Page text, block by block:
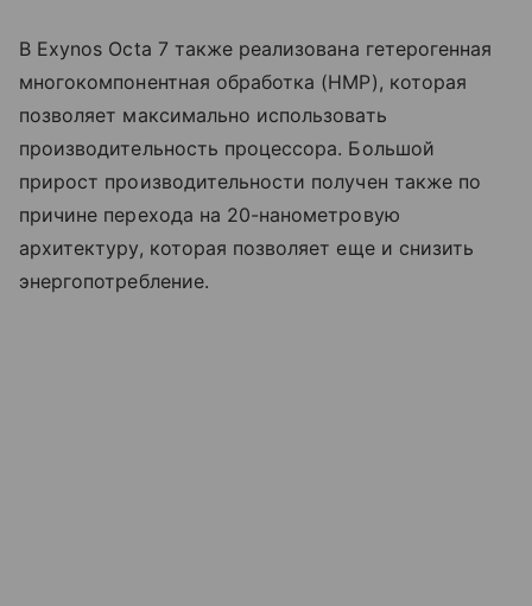
В Exynos Octa 7 также реализована гетерогенная
многокомпонентная обработка (HMP), которая
позволяет максимально использовать
производительность процессора. Большой
прирост производительности получен также по
причине перехода на 20-нанометровую
архитектуру, которая позволяет еще и снизить
энергопотребление.